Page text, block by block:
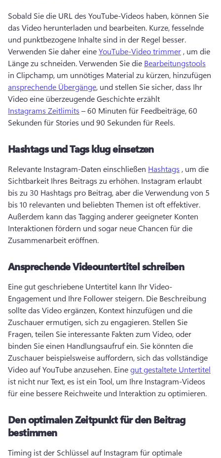
Sobald Sie die URL des YouTube-Videos haben, können Sie
das Video herunterladen und bearbeiten. Kurze, fesselnde
und punktbezogene Inhalte sind in der Regel besser.
Verwenden Sie daher eine YouTube-Video trimmer , um die
Länge zu schneiden. Verwenden Sie die Bearbeitungstools
in Clipchamp, um unnötiges Material zu kürzen, hinzufügen
ansprechende Übergänge, und stellen Sie sicher, dass Ihr
Video eine überzeugende Geschichte erzählt
Instagrams Zeitlimits – 60 Minuten für Feedbeiträge, 60
Sekunden für Stories und 90 Sekunden für Reels.
Hashtags und Tags klug einsetzen
Relevante Instagram-Daten einschließen Hashtags , um die
Sichtbarkeit Ihres Beitrags zu erhöhen. Instagram erlaubt
bis zu 30 Hashtags pro Beitrag, aber die Verwendung von 5
Außerdem kann das Tagging anderer geeigneter Konten
Interaktionen fördern und sogar neue Chancen für die
Zusammenarbeit eröffnen.
Ansprechende Videountertitel schreiben
Eine gut geschriebene Untertitel kann Ihr Video-
Engagement und Ihre Follower steigern. Die Beschreibung
sollte das Video ergänzen, Kontext hinzufügen und die
Zuschauer ermutigen, sich zu engagieren. Stellen Sie
Fragen, teilen Sie interessante Fakten zum Video, oder
binden Sie einen Handlungsaufruf ein. Sie könnten die
Zuschauer beispielsweise auffordern, sich das vollständige
Video auf YouTube anzusehen. Eine gut gestaltete Untertitel
ist nicht nur Text, es ist ein Tool, um Ihre Instagram-Videos
für eine bessere Reichweite und Interaktion zu optimieren.
Den optimalen Zeitpunkt für den Beitrag
bestimmen
Timing ist der Schlüssel auf Instagram für optimale